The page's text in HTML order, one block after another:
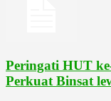
Peringati HUT
Perkuat Binsat